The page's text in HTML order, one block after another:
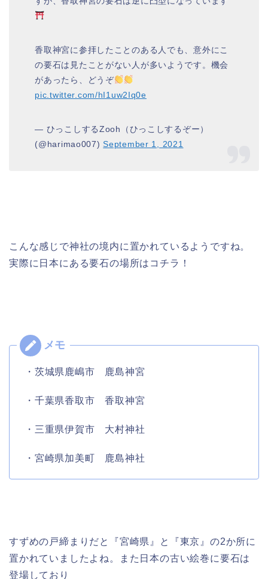
香取神宮に参拝したことのある人でも、意外にこ
の要石は見たことがない人が多いようです。機会
があったら、どうぞ
pic.twitter.com/hI1uw2Iq0e
— ひっこしするZooh（ひっこしするぞー）
(@harimao007)September 1, 2021
こんな感じで神社の境内に置かれているようですね。
実際に日本にある要石の場所はコチラ！
・茨城県鹿嶋市 鹿島神宮
・千葉県香取市 香取神宮
・三重県伊賀市 大村神社
・宮崎県加美町 鹿島神社
すずめの戸締まりだと『宮崎県』と『東京』の2か所に
置かれていましたよね。また日本の古い絵巻に要石は
登場しており